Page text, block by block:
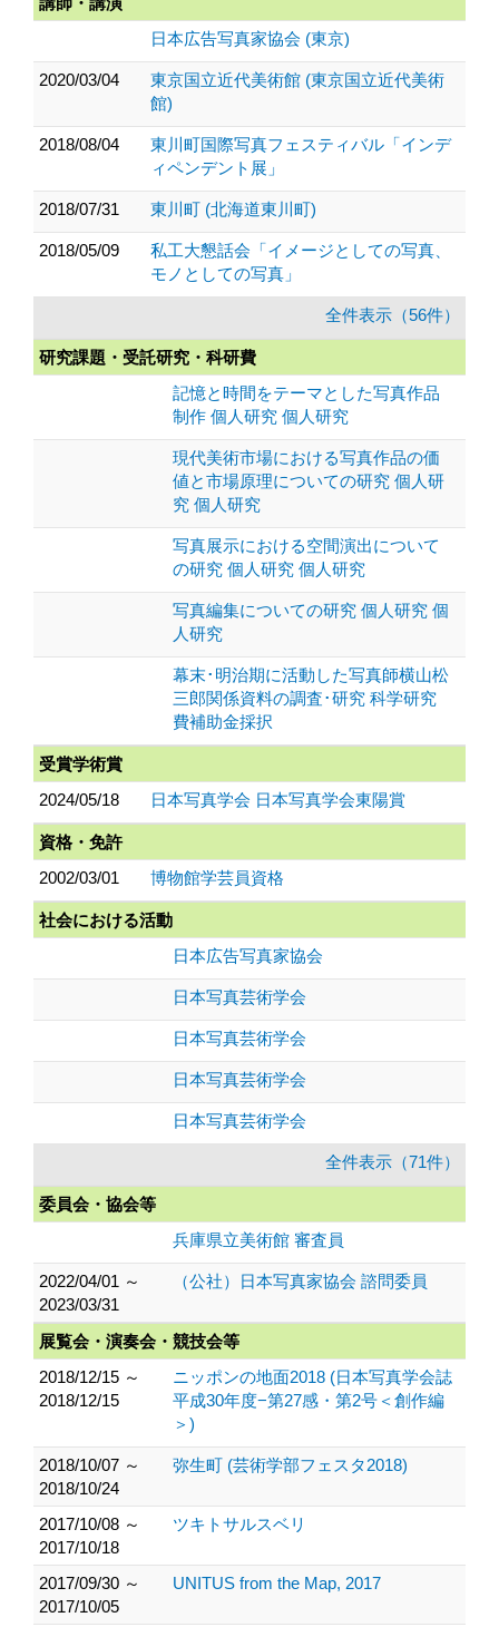
日本広告写真家協会 (東京)
2020/03/04
東京国立近代美術館 (東京国立近代美術
館)
2018/08/04
東川町国際写真フェスティバル「インデ
ィペンデント展」
2018/07/31 東川町 (北海道東川町)
2018/05/09
私工大懇話会「イメージとしての写真、
モノとしての写真」
全件表示（56件）
研究課題・受託研究・科研費
記憶と時間をテーマとした写真作品
制作 個人研究 個人研究
現代美術市場における写真作品の価
値と市場原理についての研究 個人研
究 個人研究
写真展示における空間演出について
の研究 個人研究 個人研究
写真編集についての研究 個人研究 個
人研究
幕末･明治期に活動した写真師横山松
三郎関係資料の調査･研究 科学研究
費補助金採択
受賞学術賞
2024/05/18
日本写真学会 日本写真学会東陽賞
資格・免許
2002/03/01
博物館学芸員資格
社会における活動
日本広告写真家協会
日本写真芸術学会
日本写真芸術学会
日本写真芸術学会
日本写真芸術学会
全件表示（71件）
委員会・協会等
兵庫県立美術館 審査員
2022/04/01 ～
2023/03/31
（公社）日本写真家協会 諮問委員
展覧会・演奏会・競技会等
2018/12/15 ～
2018/12/15
ニッポンの地面2018 (日本写真学会誌
平成30年度−第27感・第2号＜創作編
＞)
2018/10/07 ～
2018/10/24
弥生町 (芸術学部フェスタ2018)
2017/10/08 ～
2017/10/18
ツキトサルスベリ
2017/09/30 ～
2017/10/05
UNITUS from the Map, 2017